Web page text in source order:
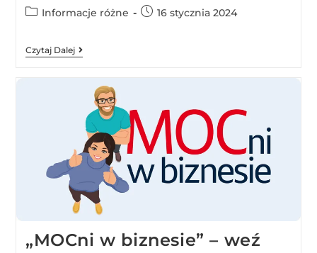
Informacje różne 16 stycznia 2024
Czytaj Dalej
„MOCni w biznesie” – weź